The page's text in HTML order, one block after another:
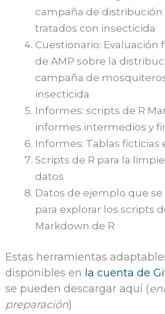
campaña de
tratados con insecticida
Cuestionario: Evaluación
de AMP sobre la
campaña de
insecticida
Informes: scripts de R
informes intermedios y
Informes: Tablas ficticias
Scripts de R para la
datos
Datos de ejemplo que
para explorar los scripts
Markdown de R
Estas herramientas
disponibles en la cuenta de
se pueden descargar aquí (
preparación)